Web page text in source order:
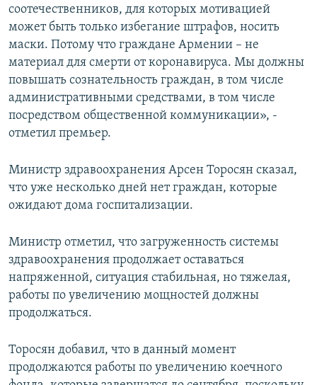
соотечественников, для которых мотивацией
может быть только избегание штрафов, носить
маски. Потому что граждане Армении – не
материал для смерти от коронавируса. Мы должны
повышать сознательность граждан, в том числе
административными средствами, в том числе
посредством общественной коммуникации», -
отметил премьер.
Министр здравоохранения Арсен Торосян сказал,
что уже несколько дней нет граждан, которые
ожидают дома госпитализации.
Министр отметил, что загруженность системы
здравоохранения продолжает оставаться
напряженной, ситуация стабильная, но тяжелая,
работы по увеличению мощностей должны
продолжаться.
Торосян добавил, что в данный момент
продолжаются работы по увеличению коечного